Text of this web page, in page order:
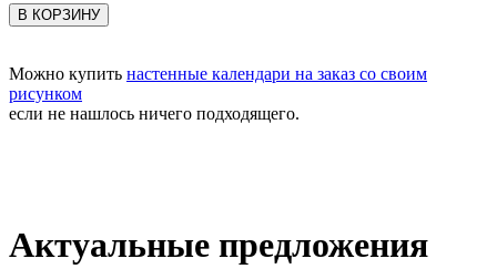
В КОРЗИНУ
Можно купить настенные календари на заказ со своим
рисунком
если не нашлось ничего подходящего.
Актуальные предложения